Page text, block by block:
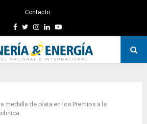
Contacto
Facebook
TwitterInstagram
LinkedinYoutube
medalla de plata en los Premios a la